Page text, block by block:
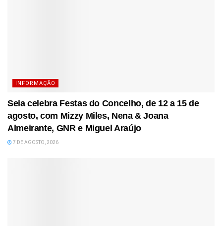
INFORMAÇÃO
Seia celebra Festas do Concelho, de 12 a 15 de
agosto, com Mizzy Miles, Nena & Joana
Almeirante, GNR e Miguel Araújo
7 DE AGOSTO, 2026